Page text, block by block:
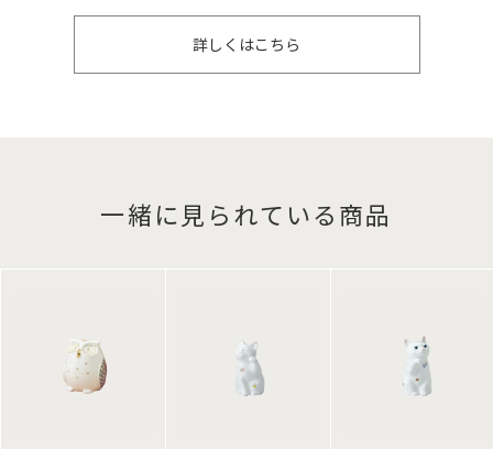
詳しくはこちら
一緒に見られている商品